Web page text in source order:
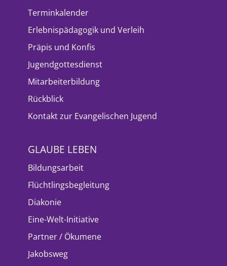
Terminkalender
Erlebnispädagogik und Verleih
Präpis und Konfis
Jugendgottesdienst
Mitarbeiterbildung
Rückblick
Kontakt zur Evangelischen Jugend
GLAUBE LEBEN
Bildungsarbeit
Flüchtlingsbegleitung
Diakonie
Eine-Welt-Initiative
Partner / Ökumene
Jakobsweg